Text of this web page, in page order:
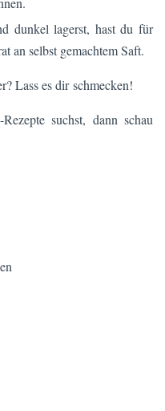
dunkel lagerst, hast du für
an selbst gemachtem Saft.
Lass es dir schmecken!
suchst, dann schau